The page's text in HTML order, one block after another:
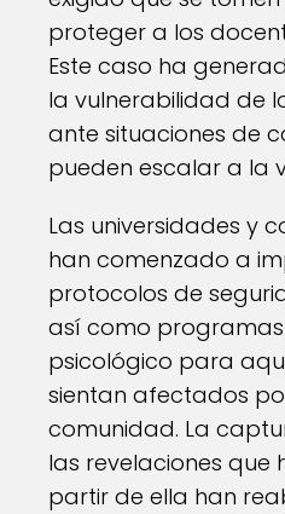
proteger a los
Este caso ha
la vulnerabilidad de
ante situaciones de
pueden escalar a la
Las universidades y
han comenzado a
protocolos de
así como
psicológico para
sientan afectados
comunidad. La
las revelaciones que
partir de ella han